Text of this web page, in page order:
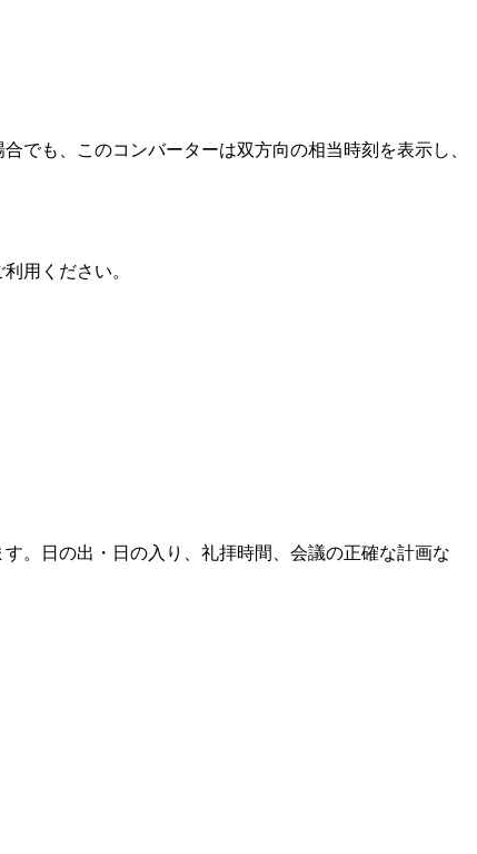
でも、このコンバーターは双方向の相当時刻を表示し、
用ください。
。日の出・日の入り、礼拝時間、会議の正確な計画な